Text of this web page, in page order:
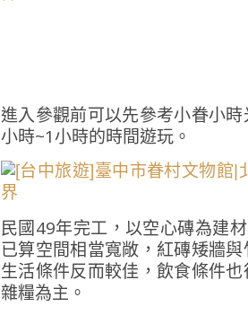
進入參觀前可以先參考小眷小
小時~1小時的時間遊玩。
民國49年完工，以空心磚為建
已算空間相當寬敞，紅磚矮牆
生活條件反而較佳，飲食條件
雜糧為主。